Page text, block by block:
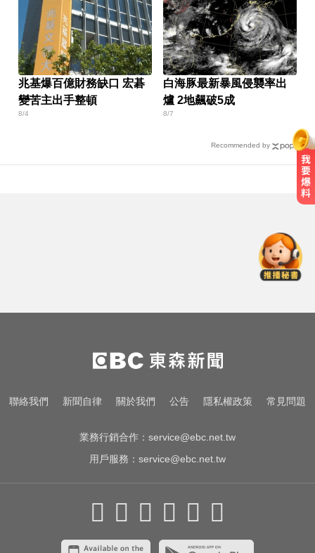
兆基爆百億財務缺口 宏碁
變苦主出手整頓
8/4
白海豚最新暴風侵襲率出
爐 2地飆破5成
8/7
Recommended by
不菸不酒也可能中招
中職／日本女星松川星首次來台開
球！為統一獅女孩日揭幕
國中暑輔悲劇！小六升國一男學生
聯絡我們 新聞自律 關於我們 公告 隱私權政策 常見問題
業務行銷合作： service@ebc.net.tw
用戶服務： service@ebc.net.tw